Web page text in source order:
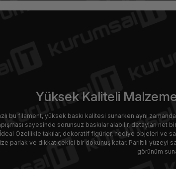
Yüksek Kaliteli
bu filament, yüksek baskı kalitesi sunarken aynı
sayesinde sorunsuz baskılar alabilir, detayları net
Özellikle takılar, dekoratif figürler, hediye objeleri ve
parlak ve dikkat çekici bir dokunuş katar. Parıltılı yüzeyi
görünüm